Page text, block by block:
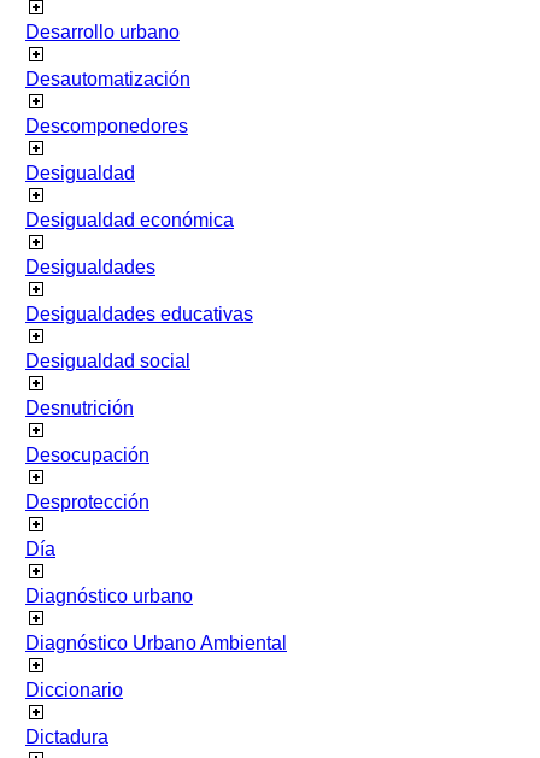
Desarrollo urbano
Desautomatización
Descomponedores
Desigualdad
Desigualdad económica
Desigualdades
Desigualdades educativas
Desigualdad social
Desnutrición
Desocupación
Desprotección
Día
Diagnóstico urbano
Diagnóstico Urbano Ambiental
Diccionario
Dictadura